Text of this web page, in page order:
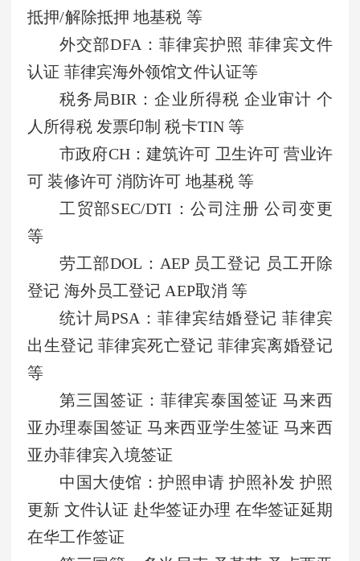
抵押/解除抵押 地基税 等
外交部DFA：菲律宾护照 菲律宾文件
认证 菲律宾海外领馆文件认证等
税务局BIR：企业所得税 企业审计 个
人所得税 发票印制 税卡TIN 等
市政府CH：建筑许可 卫生许可 营业许
可 装修许可 消防许可 地基税 等
工贸部SEC/DTI：公司注册 公司变更
等
劳工部DOL：AEP 员工登记 员工开除
登记 海外员工登记 AEP取消 等
统计局PSA：菲律宾结婚登记 菲律宾
出生登记 菲律宾死亡登记 菲律宾离婚登记
等
第三国签证：菲律宾泰国签证 马来西
亚办理泰国签证 马来西亚学生签证 马来西
亚办菲律宾入境签证
中国大使馆：护照申请 护照补发 护照
更新 文件认证 赴华签证办理 在华签证延期
在华工作签证